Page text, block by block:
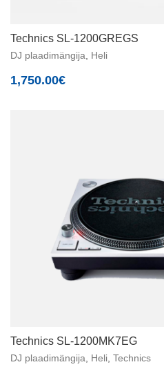
Technics SL-1200GREGS
DJ plaadimängija Heli
1,750.00€
Technics SL-1200MK7EG
DJ plaadimängija Heli Technics